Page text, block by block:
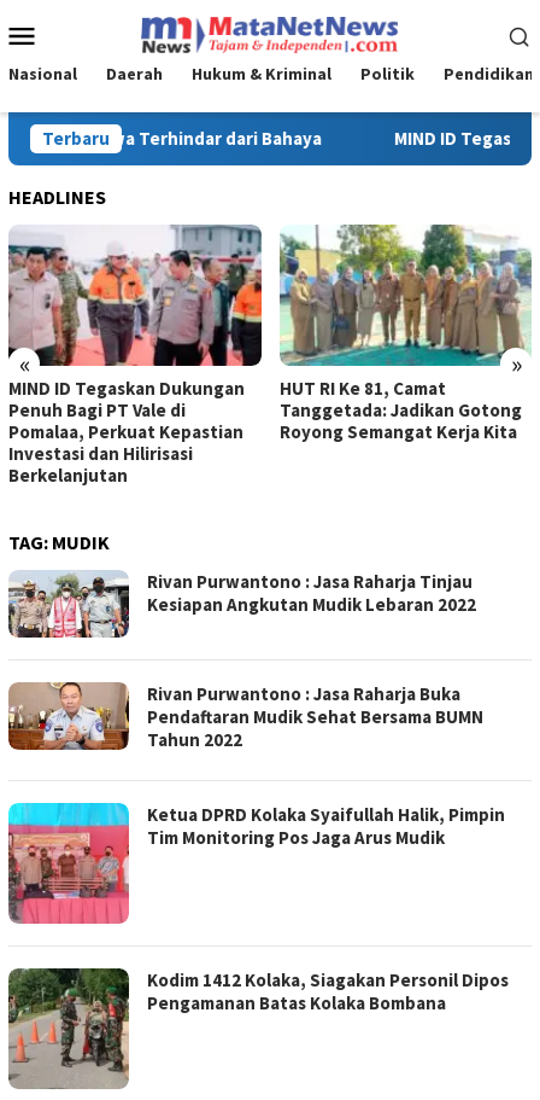
ke
Mobile
Nasional Daerah Hukum & Kriminal Politik Pendidikan
Terbaru
Tegaskan Dukungan Penuh Bagi PT Vale di Pomalaa,
HEADLINES
« »
HUT RI Ke 81, Camat
Tanggetada: Jadikan Gotong
Royong Semangat Kerja Kita
Turnamen Sepak Bola HUT RI
Ke-81 di Kecamatan
Tanggetada Resmi Dimulai
TAG: MUDIK
Rivan Purwantono : Jasa Raharja Tinjau
Kesiapan Angkutan Mudik Lebaran 2022
Rivan Purwantono : Jasa Raharja Buka
Pendaftaran Mudik Sehat Bersama BUMN
Tahun 2022
Ketua DPRD Kolaka Syaifullah Halik, Pimpin
Tim Monitoring Pos Jaga Arus Mudik
Kodim 1412 Kolaka, Siagakan Personil Dipos
Pengamanan Batas Kolaka Bombana